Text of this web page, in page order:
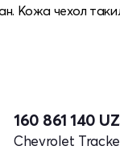
Кожа чехол
160 861 140